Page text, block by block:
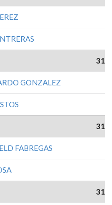
31
GONZALEZ
31
FABREGAS
31